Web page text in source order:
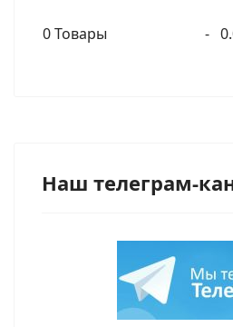
0Товары -
Наш телеграм-